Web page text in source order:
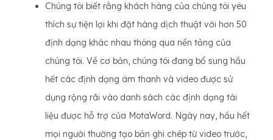
Chúng tôi biết rằng khách hàng của chúng tôi yêu
thích sự tiện lợi khi đặt hàng dịch thuật với hơn 50
định dạng khác nhau thông qua nền tảng của
chúng tôi. Về cơ bản, chúng tôi đang bổ sung hầu
hết các định dạng âm thanh và video được sử
dụng rộng rãi vào danh sách các định dạng tài
liệu được hỗ trợ của MotaWord. Ngày nay, hầu hết
mọi người thường tạo bản ghi chép từ video trước,